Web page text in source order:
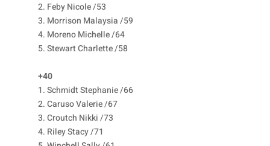
2. Feby Nicole /53
3. Morrison Malaysia /59
4. Moreno Michelle /64
5. Stewart Charlette /58
+40
1. Schmidt Stephanie /66
2. Caruso Valerie /67
3. Croutch Nikki /73
4. Riley Stacy /71